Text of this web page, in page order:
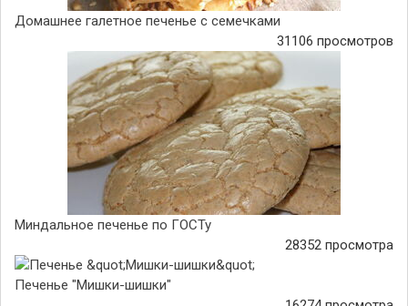
Домашнее галетное печенье с семечками
31106 просмотров
Миндальное печенье по ГОСТу
28352 просмотра
Печенье "Мишки-шишки"